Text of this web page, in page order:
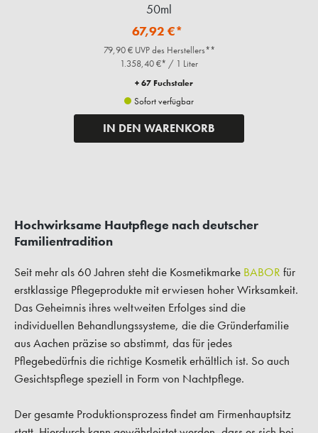
50ml
67,92 €*
79,90 € UVP des Herstellers**
1.358,40 €* / 1 Liter
+ 67 Fuchstaler
Sofort verfügbar
IN DEN WARENKORB
Hochwirksame Hautpflege nach deutscher
Familientradition
Seit mehr als 60 Jahren steht die Kosmetikmarke BABOR für
erstklassige Pflegeprodukte mit erwiesen hoher Wirksamkeit.
Das Geheimnis ihres weltweiten Erfolges sind die
individuellen Behandlungssysteme, die die Gründerfamilie
aus Aachen präzise so abstimmt, das für jedes
Pflegebedürfnis die richtige Kosmetik erhältlich ist. So auch
Gesichtspflege speziell in Form von Nachtpflege.
Der gesamte Produktionsprozess findet am Firmenhauptsitz